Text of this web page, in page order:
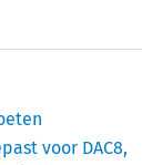
voor DAC8,